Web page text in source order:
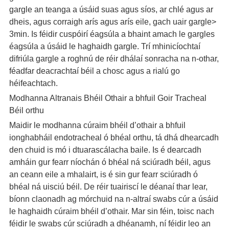
gargle an teanga a úsáid suas agus síos, ar chlé agus ar
dheis, agus corraigh arís agus arís eile, gach uair gargle>
3min. Is féidir cuspóirí éagsúla a bhaint amach le gargles
éagsúla a úsáid le haghaidh gargle. Trí mhinicíochtaí
difriúla gargle a roghnú de réir dhálaí sonracha na n-othar,
féadfar deacrachtaí béil a chosc agus a rialú go
héifeachtach.
Modhanna Altranais Bhéil Othair a bhfuil Goir Tracheal
Béil orthu
Maidir le modhanna cúraim bhéil d’othair a bhfuil
ionghabháil endotracheal ó bhéal orthu, tá dhá dhearcadh
den chuid is mó i dtuarascálacha baile. Is é dearcadh
amháin gur fearr níochán ó bhéal ná sciúradh béil, agus
an ceann eile a mhalairt, is é sin gur fearr sciúradh ó
bhéal ná uisciú béil. De réir tuairiscí le déanaí thar lear,
bíonn claonadh ag mórchuid na n-altraí swabs cúr a úsáid
le haghaidh cúraim bhéil d’othair. Mar sin féin, toisc nach
féidir le swabs cúr sciúradh a dhéanamh, ní féidir leo an